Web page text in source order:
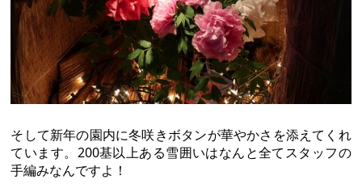
そして新年の園内に冬咲きボタンが華やかさを添えてくれ
ています。200基以上ある雪囲いはなんと全てスタッフの
手編みなんですよ！